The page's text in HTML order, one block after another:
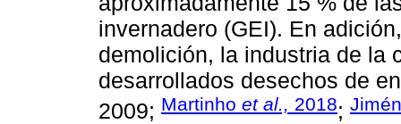
invernadero (GEI). En
demolición, la industria de la
desarrollados desechos de
2009; Martinho et al., 2018;